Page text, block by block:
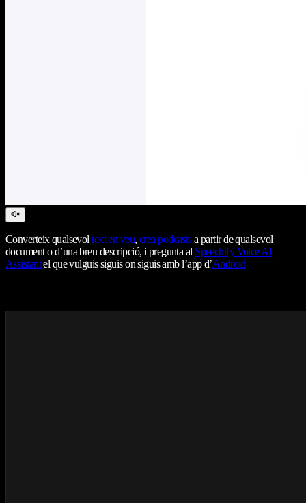
Converteix qualsevoltext en veu, crea podcastsa partir de qualsevol
document o d’una breu descripció, i pregunta al Speechify Voice AI
Assistantel que vulguis siguis on siguis amb l’app d’Android